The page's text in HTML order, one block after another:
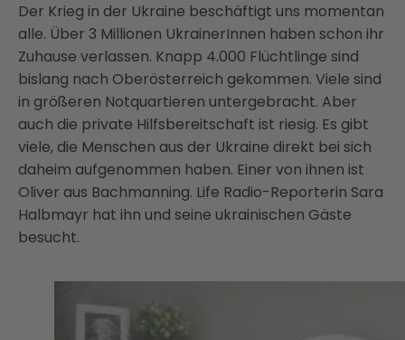
Der Krieg in der Ukraine beschäftigt uns momentan
alle. Über 3 Millionen UkrainerInnen haben schon ihr
Zuhause verlassen. Knapp 4.000 Flüchtlinge sind
bislang nach Oberösterreich gekommen. Viele sind
in größeren Notquartieren untergebracht. Aber
auch die private Hilfsbereitschaft ist riesig. Es gibt
viele, die Menschen aus der Ukraine direkt bei sich
daheim aufgenommen haben. Einer von ihnen ist
Oliver aus Bachmanning. Life Radio-Reporterin Sara
Halbmayr hat ihn und seine ukrainischen Gäste
besucht.